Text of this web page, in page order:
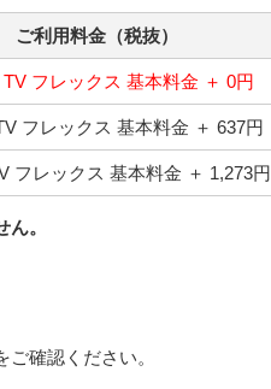
ご利用料金（税抜）
フレックス 基本料金 ＋ 0円
フレックス 基本料金 ＋ 637円
フレックス 基本料金 ＋ 1,273円
。
確認ください。